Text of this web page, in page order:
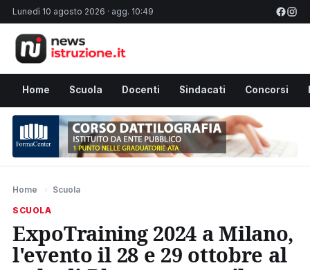
Lunedì 10 agosto 2026 · agg. 10:49
Home Scuola Docenti Sindacati Concorsi
Home › Scuola
SCUOLA
ExpoTraining 2024 a Milano,
l'evento il 28 e 29 ottobre al